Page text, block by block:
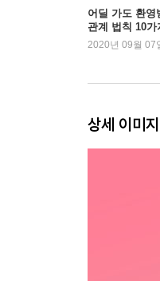
Part 2. 어딜
RULE 01. 초
RULE 05. 묵
RULE 06. 사
Part 3. 끌리
어딜 가도 환영
관계 법칙 10가
2020년 09월 07
상세 이미지